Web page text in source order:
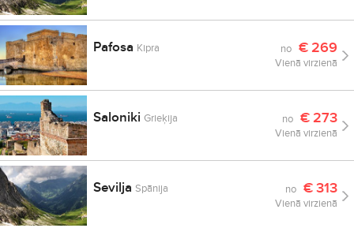
Pafosa Kipra no € 269
Vienā virzienā
SalonikiGrieķija no € 273
Vienā virzienā
SeviljaSpānija no €313
Vienā virzienā